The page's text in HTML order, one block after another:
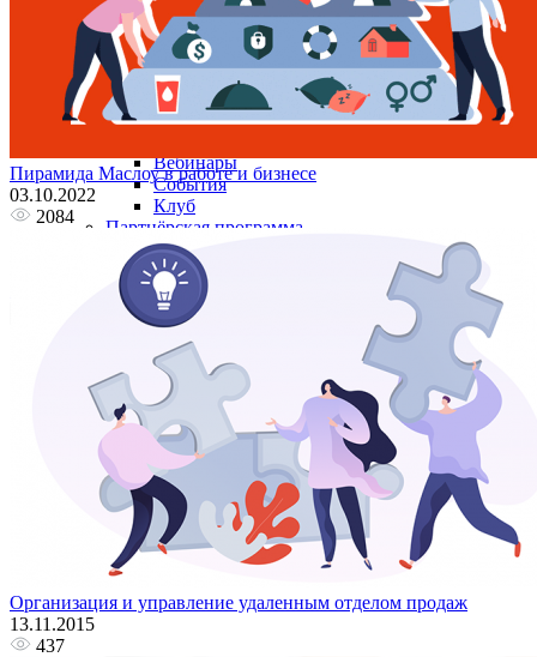
Голосовой робот с женским голосом
AI-тренер продаж
AI речевая аналитика
Кейсы
Мероприятия и новости
Блог
Вебинары
События
Клуб
Партнёрская программа
Регистрация
+7(800)333-97-02 Звонок бесплатный
Попробовать бесплатно
Пирамида Маслоу в работе и бизнесе
03.10.2022
2084
Организация и управление удаленным отделом продаж
13.11.2015
437